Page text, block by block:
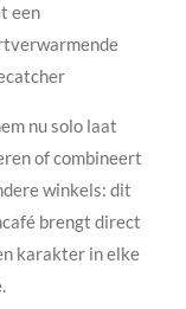
een
nu solo laat
of combineert
winkels: dit
brengt direct
karakter in elke